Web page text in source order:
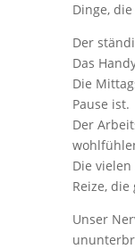
Dinge,
Der
Das
Die
Pause ist.
Der
Die
Reize,
Unser